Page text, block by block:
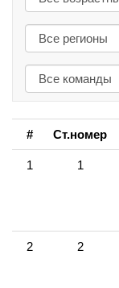
# Ст.номер
1 1
2 2